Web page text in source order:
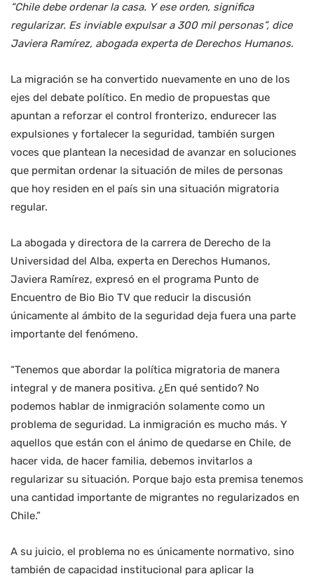
“Chile debe ordenar la casa. Y ese orden, significa
regularizar. Es inviable expulsar a 300 mil personas”, dice
Javiera Ramírez, abogada experta de Derechos Humanos.
La migración se ha convertido nuevamente en uno de los
ejes del debate político. En medio de propuestas que
apuntan a reforzar el control fronterizo, endurecer las
expulsiones y fortalecer la seguridad, también surgen
voces que plantean la necesidad de avanzar en soluciones
que permitan ordenar la situación de miles de personas
que hoy residen en el país sin una situación migratoria
regular.
La abogada y directora de la carrera de Derecho de la
Universidad del Alba, experta en Derechos Humanos,
Javiera Ramírez, expresó en el programa Punto de
Encuentro de Bio Bio TV que reducir la discusión
únicamente al ámbito de la seguridad deja fuera una parte
importante del fenómeno.
“Tenemos que abordar la política migratoria de manera
integral y de manera positiva. ¿En qué sentido? No
podemos hablar de inmigración solamente como un
problema de seguridad. La inmigración es mucho más. Y
aquellos que están con el ánimo de quedarse en Chile, de
hacer vida, de hacer familia, debemos invitarlos a
regularizar su situación. Porque bajo esta premisa tenemos
una cantidad importante de migrantes no regularizados en
Chile.”
A su juicio, el problema no es únicamente normativo, sino
también de capacidad institucional para aplicar la